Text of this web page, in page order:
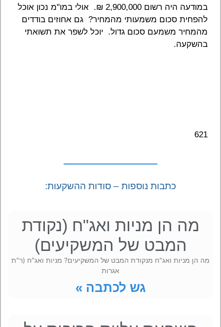
במודעה היה רשום 2,900,000 ₪. אולי במו"מ נכון אוכל
להפחית סכום משמעותי מהמחיר? גם אחוזים בודדים
מהמחיר משמעם סכום גדול. יוכל לשפר את תשואתי
בהשקעה.
621
כתבות נוספות – סודות ההשקעות:
מה הן מניות ואג"ח (נקודת
המבט של המשקיעים)
מה הן מניות ואג"ח מנקודת המבט של המשקיעים? מניות ואג"ח (ר"ת
אגרות
גש לכתבה »